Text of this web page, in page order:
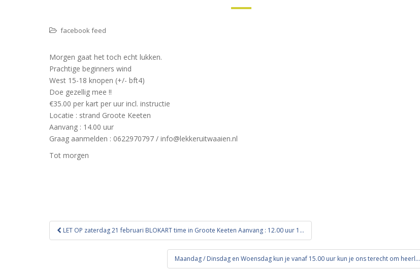
facebook feed
Morgen gaat het toch echt lukken.
Prachtige beginners wind
West 15-18 knopen (+/- bft4)
Doe gezellig mee !!
€35.00 per kart per uur incl. instructie
Locatie : strand Groote Keeten
Aanvang : 14.00 uur
Graag aanmelden : 0622970797 / info@lekkeruitwaaien.nl
Tot morgen
Bericht
navigatie
LET OP zaterdag 21 februari BLOKART time in Groote Keeten Aanvang : 12.00 uur 1…
Maandag / Dinsdag en Woensdag kun je vanaf 15.00 uur kun je ons terecht om heerl…